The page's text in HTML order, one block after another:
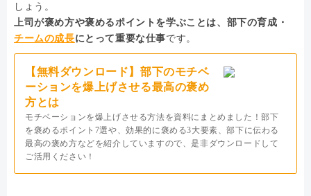
しょう。
上司が褒め方や褒めるポイントを学ぶことは、部下の育成・
チームの成長にとって重要な仕事です。
【無料ダウンロード】部下のモチベ
ーションを爆上げさせる最高の褒め
方とは
モチベーションを爆上げさせる方法を資料にまとめました！部下
を褒めるポイント7選や、効果的に褒める3大要素、部下に伝わる
最高の褒め方などを紹介していますので、是非ダウンロードして
ご活用ください！